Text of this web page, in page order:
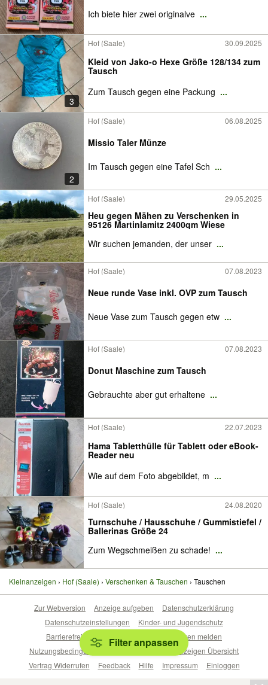
Ich biete hier zwei originalve ...
3
Hof (Saale) 30.09.2025
Kleid von Jako-o Hexe Größe 128/134 zum
Tausch
Zum Tausch gegen eine Packung ...
2
Hof (Saale) 06.08.2025
Missio Taler Münze
Im Tausch gegen eine Tafel Sch ...
Hof (Saale) 29.05.2025
Heu gegen Mähen zu Verschenken in
95126 Martinlamitz 2400qm Wiese
Wir suchen jemanden, der unser ...
Hof (Saale) 07.08.2023
Neue runde Vase inkl. OVP zum Tausch
Neue Vase zum Tausch gegen etw ...
Hof (Saale) 07.08.2023
Donut Maschine zum Tausch
Gebrauchte aber gut erhaltene ...
Hof (Saale) 22.07.2023
Hama Tabletthülle für Tablett oder eBook-
Reader neu
Wie auf dem Foto abgebildet, m ...
Hof (Saale) 24.08.2020
Turnschuhe / Hausschuhe / Gummistiefel /
Ballerinas Größe 24
Zum Wegschmeißen zu schade! ...
Kleinanzeigen Hof (Saale) Verschenken & Tauschen Tauschen
Filter anpassen
Zur Webversion Anzeige aufgeben
Datenschutzerklärung
Datenschutzeinstellungen
Kinder- und Jugendschutz
Barrierefreiheitserklärung
Sicherheitslücken melden
Nutzungsbedingungen
Beliebte Suchen
Anzeigen Übersicht
Vertrag Widerrufen
Feedback Hilfe Impressum Einloggen